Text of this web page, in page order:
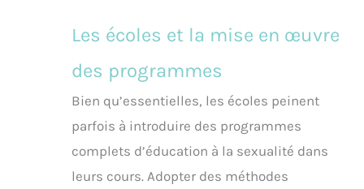
Les écoles et la mise en œuvre
des programmes
Bien qu’essentielles, les écoles peinent
parfois à introduire des programmes
complets d’éducation à la sexualité dans
leurs cours. Adopter des méthodes